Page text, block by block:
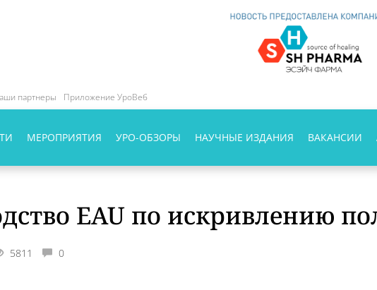
партнеры Приложение УроВеб
МЕРОПРИЯТИЯ УРО-ОБЗОРЫ НАУЧНЫЕ ИЗДАНИЯ ВАКАНСИИ
EAU по искривлению
5811 0